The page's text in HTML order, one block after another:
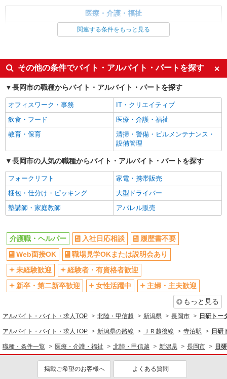
医療・介護・福祉
未経験歓迎
ミドル（40代～）活躍中
週2～3日勤務OK
深夜
交通費支給
社会保険あり
関連する条件をもっと見る
その他の条件でバイト・アルバイト・パートを探す
長岡市の職種からバイト・アルバイト・パートを探す
オフィスワーク・事務
IT・クリエイティブ
飲食・フード
医療・介護・福祉
教育・保育
清掃・警備・ビルメンテナンス・
設備管理
長岡市の人気の職種からバイト・アルバイト・パートを探す
フォークリフト
家電・携帯販売
梱包・仕分け・ピッキング
大型ドライバー
塾講師・家庭教師
アパレル販売
介護職・ヘルパー 入社日応相談
履歴書不要
Web面接OK
職場見学OKまたは説明会あり
未経験歓迎
経験者・有資格者歓迎
新卒・第二新卒歓迎
女性活躍中
主婦・主夫歓迎
もっと見る
アルバイト・バイト・求人TOP 北陸・甲信越 新潟県 長岡市 日研トー
アルバイト・バイト・求人TOP 新潟県の路線 ＪＲ越後線 寺泊駅 日研
職種・条件一覧 医療・介護・福祉 北陸・甲信越 新潟県 長岡市 日
掲載ご希望のお客様へ よくある質問